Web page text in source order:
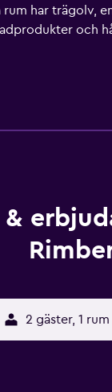
har trägolv,
och
där hittar du
&
2 gäster, 1 rum